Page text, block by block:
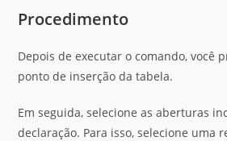
Procedimento
Depois de executar o comando, você
ponto de inserção da tabela.
Em seguida, selecione as aberturas
declaração. Para isso, selecione uma